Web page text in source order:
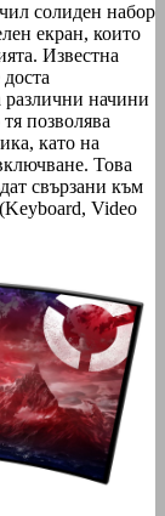
солиден набор
екран, които
Известна
различни начини
позволява
като на
Това
свързани към
Video